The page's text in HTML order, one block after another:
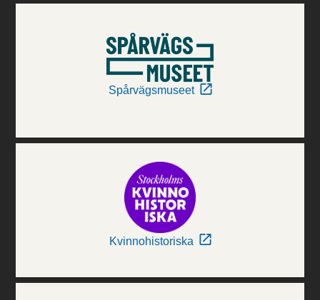
Spårvägsmuseet
Kvinnohistoriska